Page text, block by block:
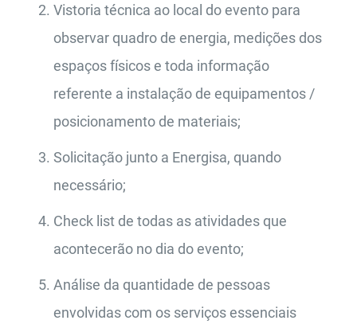
Vistoria técnica ao local do evento para
observar quadro de energia, medições dos
espaços físicos e toda informação
referente a instalação de equipamentos /
posicionamento de materiais;
Solicitação junto a Energisa, quando
necessário;
Check list de todas as atividades que
acontecerão no dia do evento;
Análise da quantidade de pessoas
envolvidas com os serviços essenciais